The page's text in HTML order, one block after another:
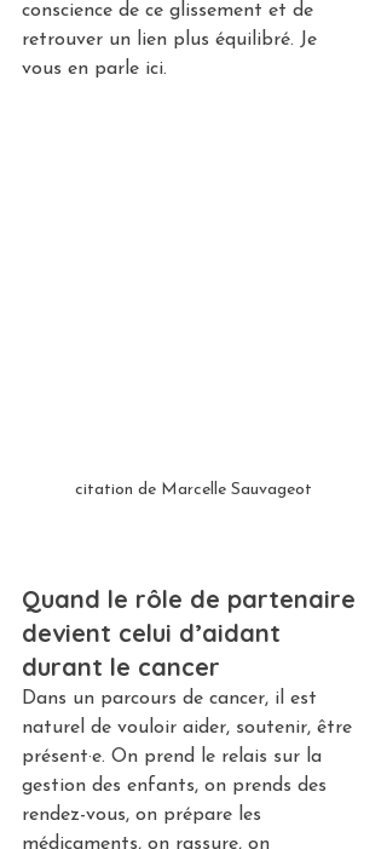
conscience de ce glissement et de
retrouver un lien plus équilibré. Je
vous en parle ici.
citation de Marcelle Sauvageot
Quand le rôle de partenaire
devient celui d’aidant
durant le cancer
Dans un parcours de cancer, il est
naturel de vouloir aider, soutenir, être
présent·e. On prend le relais sur la
gestion des enfants, on prends des
rendez-vous, on prépare les
médicaments, on rassure, on